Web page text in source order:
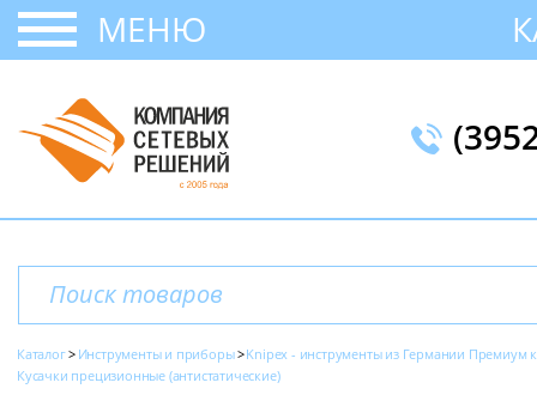
МЕНЮ
Каталог Инструменты и приборы
Knipex - инструменты из Германии Премиум
Кусачки прецизионные (антистатические)